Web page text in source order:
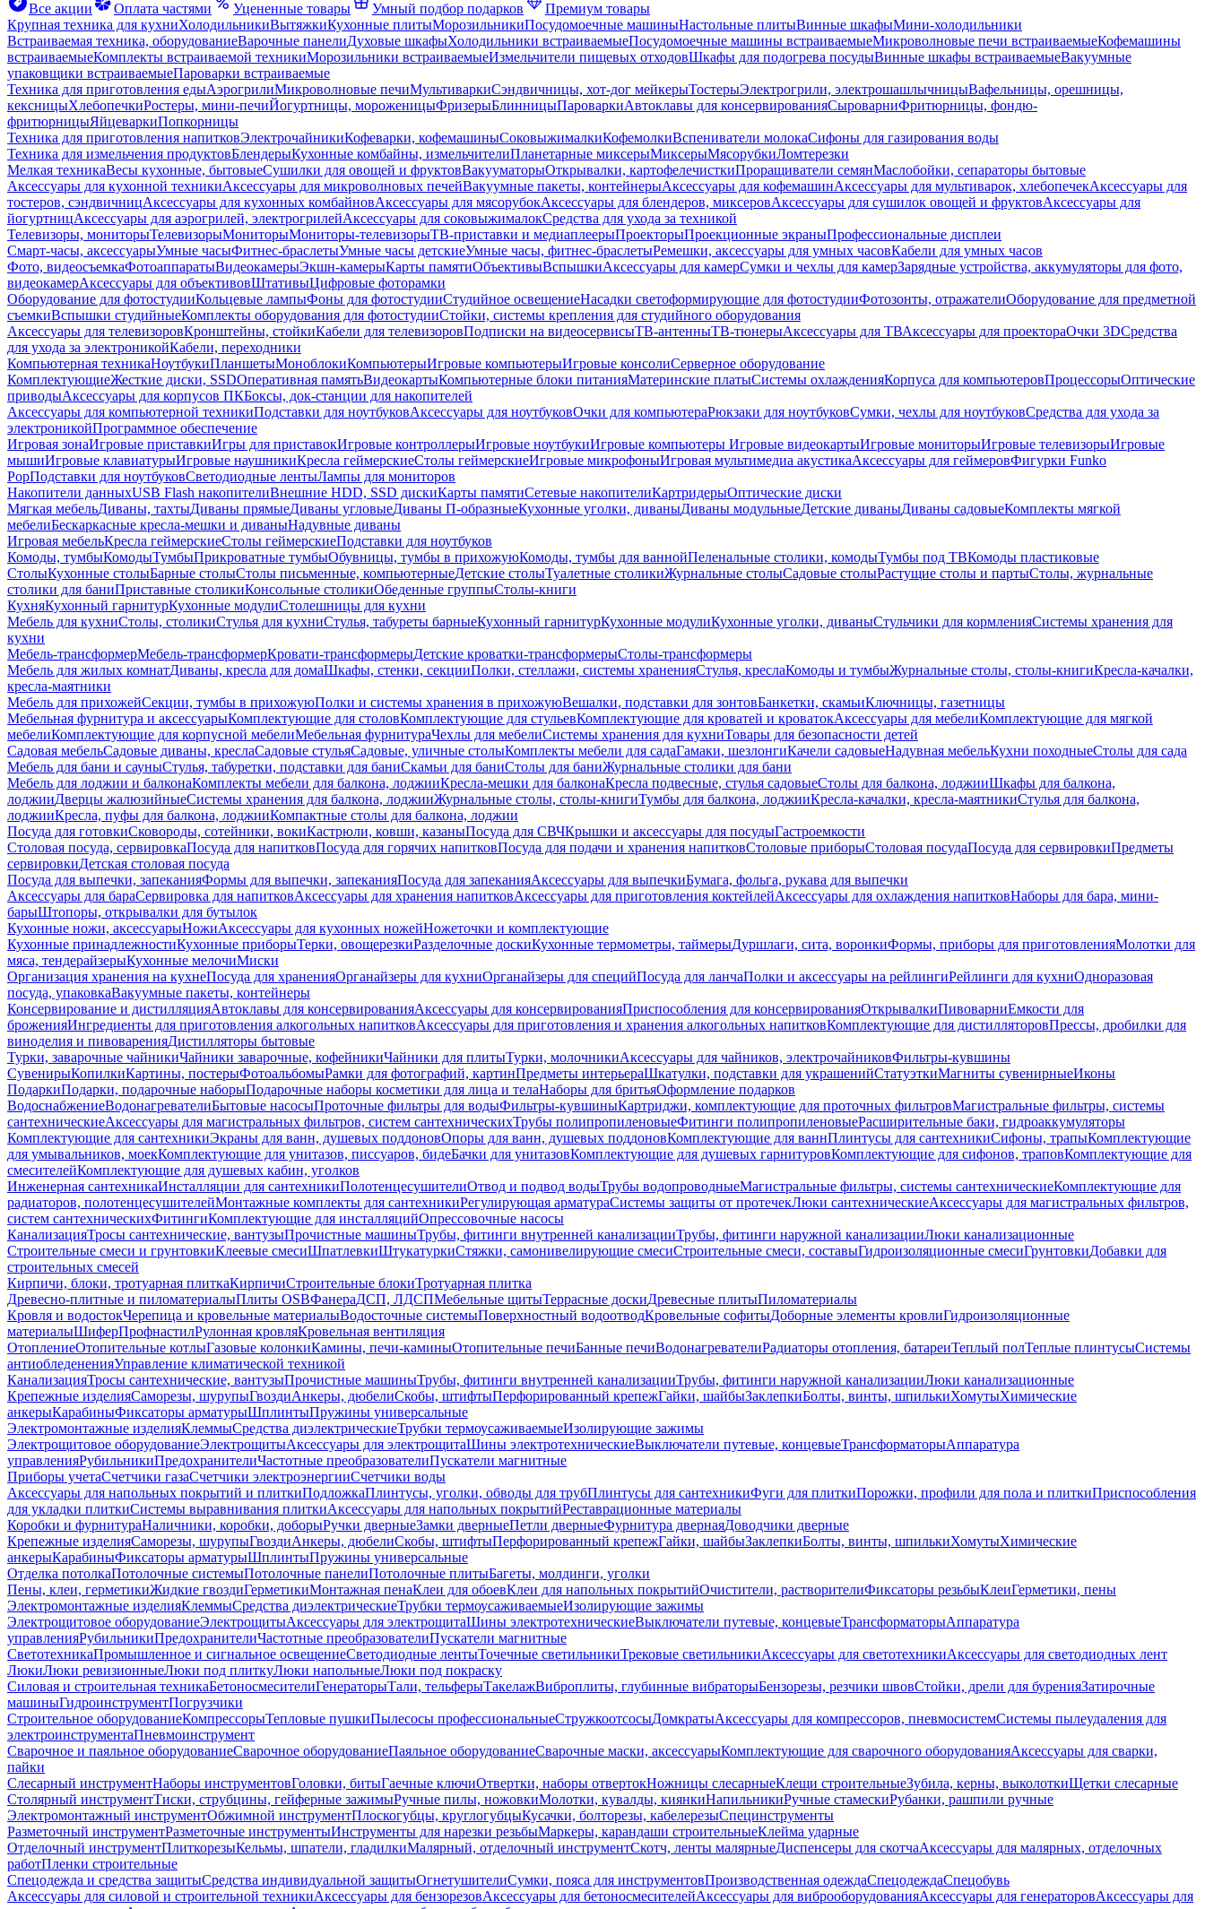
Все акции
Оплата частями Уцененные товары Умный подбор подарков
Премиум товары
Крупная техника для кухниХолодильникиВытяжкиКухонные плитыМорозильникиПосудомоечные машиныНастольные плитыВинные шкафыМини-холодильники
Встраиваемая техника, оборудованиеВарочные панелиДуховые шкафыХолодильники встраиваемыеПосудомоечные машины встраиваемыеМикроволновые печи встраиваемыеКофемашины
встраиваемыеКомплекты встраиваемой техникиМорозильники встраиваемыеИзмельчители пищевых отходовШкафы для подогрева посудыВинные шкафы встраиваемыеВакуумные
упаковщики встраиваемыеПароварки встраиваемые
Техника для приготовления едыАэрогрилиМикроволновые печиМультиваркиСэндвичницы, хот-дог мейкерыТостерыЭлектрогрили, электрошашлычницыВафельницы, орешницы,
кексницыХлебопечкиРостеры, мини-печиЙогуртницы, мороженицыФризерыБлинницыПароваркиАвтоклавы для консервированияСыроварниФритюрницы, фондю-
фритюрницыЯйцеваркиПопкорницы
Техника для приготовления напитковЭлектрочайникиКофеварки, кофемашиныСоковыжималкиКофемолкиВспениватели молокаСифоны для газирования воды
Техника для измельчения продуктовБлендерыКухонные комбайны, измельчителиПланетарные миксерыМиксерыМясорубкиЛомтерезки
Мелкая техникаВесы кухонные, бытовыеСушилки для овощей и фруктовВакууматорыОткрывалки, картофелечисткиПроращиватели семянМаслобойки, сепараторы бытовые
Аксессуары для кухонной техникиАксессуары для микроволновых печейВакуумные пакеты, контейнерыАксессуары для кофемашинАксессуары для мультиварок, хлебопечекАксессуары для
тостеров, сэндвичницАксессуары для кухонных комбайновАксессуары для мясорубокАксессуары для блендеров, миксеровАксессуары для сушилок овощей и фруктовАксессуары для
йогуртницАксессуары для аэрогрилей, электрогрилейАксессуары для соковыжималокСредства для ухода за техникой
Телевизоры, мониторыТелевизорыМониторыМониторы-телевизорыТВ-приставки и медиаплеерыПроекторыПроекционные экраныПрофессиональные дисплеи
Смарт-часы, аксессуарыУмные часыФитнес-браслетыУмные часы детскиеУмные часы, фитнес-браслетыРемешки, аксессуары для умных часовКабели для умных часов
Фото, видеосъемкаФотоаппаратыВидеокамерыЭкшн-камерыКарты памятиОбъективыВспышкиАксессуары для камерСумки и чехлы для камерЗарядные устройства, аккумуляторы для фото,
видеокамерАксессуары для объективовШтативыЦифровые фоторамки
Оборудование для фотостудииКольцевые лампыФоны для фотостудииСтудийное освещениеНасадки светоформирующие для фотостудииФотозонты, отражателиОборудование для предметной
съемкиВспышки студийныеКомплекты оборудования для фотостудииСтойки, системы крепления для студийного оборудования
Аксессуары для телевизоровКронштейны, стойкиКабели для телевизоровПодписки на видеосервисыТВ-антенныТВ-тюнерыАксессуары для ТВАксессуары для проектораОчки 3DСредства
для ухода за электроникойКабели, переходники
Компьютерная техникаНоутбукиПланшетыМоноблокиКомпьютерыИгровые компьютерыИгровые консолиСерверное оборудование
КомплектующиеЖесткие диски, SSDОперативная памятьВидеокартыКомпьютерные блоки питанияМатеринские платыСистемы охлажденияКорпуса для компьютеровПроцессорыОптические
приводыАксессуары для корпусов ПКБоксы, док-станции для накопителей
Аксессуары для компьютерной техникиПодставки для ноутбуковАксессуары для ноутбуковОчки для компьютераРюкзаки для ноутбуковСумки, чехлы для ноутбуковСредства для ухода за
электроникойПрограммное обеспечение
Игровая зонаИгровые приставкиИгры для приставокИгровые контроллерыИгровые ноутбукиИгровые компьютеры Игровые видеокартыИгровые мониторыИгровые телевизорыИгровые
мышиИгровые клавиатурыИгровые наушникиКресла геймерскиеСтолы геймерскиеИгровые микрофоныИгровая мультимедиа акустикаАксессуары для геймеровФигурки Funko
PopПодставки для ноутбуковСветодиодные лентыЛампы для мониторов
Накопители данныхUSB Flash накопителиВнешние HDD, SSD дискиКарты памятиСетевые накопителиКартридерыОптические диски
Мягкая мебельДиваны, тахтыДиваны прямыеДиваны угловыеДиваны П-образныеКухонные уголки, диваныДиваны модульныеДетские диваныДиваны садовыеКомплекты мягкой
мебелиБескаркасные кресла-мешки и диваныНадувные диваны
Игровая мебельКресла геймерскиеСтолы геймерскиеПодставки для ноутбуков
Комоды, тумбыКомодыТумбыПрикроватные тумбыОбувницы, тумбы в прихожуюКомоды, тумбы для ваннойПеленальные столики, комодыТумбы под ТВКомоды пластиковые
СтолыКухонные столыБарные столыСтолы письменные, компьютерныеДетские столыТуалетные столикиЖурнальные столыСадовые столыРастущие столы и партыСтолы, журнальные
столики для баниПриставные столикиКонсольные столикиОбеденные группыСтолы-книги
КухняКухонный гарнитурКухонные модулиСтолешницы для кухни
Мебель для кухниСтолы, столикиСтулья для кухниСтулья, табуреты барныеКухонный гарнитурКухонные модулиКухонные уголки, диваныСтульчики для кормленияСистемы хранения для
кухни
Мебель-трансформерМебель-трансформерКровати-трансформерыДетские кроватки-трансформерыСтолы-трансформеры
Мебель для жилых комнатДиваны, кресла для домаШкафы, стенки, секцииПолки, стеллажи, системы храненияСтулья, креслаКомоды и тумбыЖурнальные столы, столы-книгиКресла-качалки,
кресла-маятники
Мебель для прихожейСекции, тумбы в прихожуюПолки и системы хранения в прихожуюВешалки, подставки для зонтовБанкетки, скамьиКлючницы, газетницы
Мебельная фурнитура и аксессуарыКомплектующие для столовКомплектующие для стульевКомплектующие для кроватей и кроватокАксессуары для мебелиКомплектующие для мягкой
мебелиКомплектующие для корпусной мебелиМебельная фурнитураЧехлы для мебелиСистемы хранения для кухниТовары для безопасности детей
Садовая мебельСадовые диваны, креслаСадовые стульяСадовые, уличные столыКомплекты мебели для садаГамаки, шезлонгиКачели садовыеНадувная мебельКухни походныеСтолы для сада
Мебель для бани и сауныСтулья, табуретки, подставки для баниСкамьи для баниСтолы для баниЖурнальные столики для бани
Мебель для лоджии и балконаКомплекты мебели для балкона, лоджииКресла-мешки для балконаКресла подвесные, стулья садовыеСтолы для балкона, лоджииШкафы для балкона,
лоджииДверцы жалюзийныеСистемы хранения для балкона, лоджииЖурнальные столы, столы-книгиТумбы для балкона, лоджииКресла-качалки, кресла-маятникиСтулья для балкона,
лоджииКресла, пуфы для балкона, лоджииКомпактные столы для балкона, лоджии
Посуда для готовкиСковороды, сотейники, вокиКастрюли, ковши, казаныПосуда для СВЧКрышки и аксессуары для посудыГастроемкости
Столовая посуда, сервировкаПосуда для напитковПосуда для горячих напитковПосуда для подачи и хранения напитковСтоловые приборыСтоловая посудаПосуда для сервировкиПредметы
сервировкиДетская столовая посуда
Посуда для выпечки, запеканияФормы для выпечки, запеканияПосуда для запеканияАксессуары для выпечкиБумага, фольга, рукава для выпечки
Аксессуары для бараСервировка для напитковАксессуары для хранения напитковАксессуары для приготовления коктейлейАксессуары для охлаждения напитковНаборы для бара, мини-
барыШтопоры, открывалки для бутылок
Кухонные ножи, аксессуарыНожиАксессуары для кухонных ножейНожеточки и комплектующие
Кухонные принадлежностиКухонные приборыТерки, овощерезкиРазделочные доскиКухонные термометры, таймерыДуршлаги, сита, воронкиФормы, приборы для приготовленияМолотки для
мяса, тендерайзерыКухонные мелочиМиски
Организация хранения на кухнеПосуда для храненияОрганайзеры для кухниОрганайзеры для специйПосуда для ланчаПолки и аксессуары на рейлингиРейлинги для кухниОдноразовая
посуда, упаковкаВакуумные пакеты, контейнеры
Консервирование и дистилляцияАвтоклавы для консервированияАксессуары для консервированияПриспособления для консервированияОткрывалкиПивоварниЕмкости для
броженияИнгредиенты для приготовления алкогольных напитковАксессуары для приготовления и хранения алкогольных напитковКомплектующие для дистилляторовПрессы, дробилки для
виноделия и пивоваренияДистилляторы бытовые
Турки, заварочные чайникиЧайники заварочные, кофейникиЧайники для плитыТурки, молочникиАксессуары для чайников, электрочайниковФильтры-кувшины
СувенирыКопилкиКартины, постерыФотоальбомыРамки для фотографий, картинПредметы интерьераШкатулки, подставки для украшенийСтатуэткиМагниты сувенирныеИконы
ПодаркиПодарки, подарочные наборыПодарочные наборы косметики для лица и телаНаборы для бритьяОформление подарков
ВодоснабжениеВодонагревателиБытовые насосыПроточные фильтры для водыФильтры-кувшиныКартриджи, комплектующие для проточных фильтровМагистральные фильтры, системы
сантехническиеАксессуары для магистральных фильтров, систем сантехническихТрубы полипропиленовыеФитинги полипропиленовыеРасширительные баки, гидроаккумуляторы
Комплектующие для сантехникиЭкраны для ванн, душевых поддоновОпоры для ванн, душевых поддоновКомплектующие для ваннПлинтусы для сантехникиСифоны, трапыКомплектующие
для умывальников, моекКомплектующие для унитазов, писсуаров, бидеБачки для унитазовКомплектующие для душевых гарнитуровКомплектующие для сифонов, траповКомплектующие для
смесителейКомплектующие для душевых кабин, уголков
Инженерная сантехникаИнсталляции для сантехникиПолотенцесушителиОтвод и подвод водыТрубы водопроводныеМагистральные фильтры, системы сантехническиеКомплектующие для
радиаторов, полотенцесушителейМонтажные комплекты для сантехникиРегулирующая арматураСистемы защиты от протечекЛюки сантехническиеАксессуары для магистральных фильтров,
систем сантехническихФитингиКомплектующие для инсталляцийОпрессовочные насосы
КанализацияТросы сантехнические, вантузыПрочистные машиныТрубы, фитинги внутренней канализацииТрубы, фитинги наружной канализацииЛюки канализационные
Строительные смеси и грунтовкиКлеевые смесиШпатлевкиШтукатуркиСтяжки, самонивелирующие смесиСтроительные смеси, составыГидроизоляционные смесиГрунтовкиДобавки для
строительных смесей
Кирпичи, блоки, тротуарная плиткаКирпичиСтроительные блокиТротуарная плитка
Древесно-плитные и пиломатериалыПлиты OSBФанераДСП, ЛДСПМебельные щитыТеррасные доскиДревесные плитыПиломатериалы
Кровля и водостокЧерепица и кровельные материалыВодосточные системыПоверхностный водоотводКровельные софитыДоборные элементы кровлиГидроизоляционные
материалыШиферПрофнастилРулонная кровляКровельная вентиляция
ОтоплениеОтопительные котлыГазовые колонкиКамины, печи-каминыОтопительные печиБанные печиВодонагревателиРадиаторы отопления, батареиТеплый полТеплые плинтусыСистемы
антиобледененияУправление климатической техникой
КанализацияТросы сантехнические, вантузыПрочистные машиныТрубы, фитинги внутренней канализацииТрубы, фитинги наружной канализацииЛюки канализационные
Крепежные изделияСаморезы, шурупыГвоздиАнкеры, дюбелиСкобы, штифтыПерфорированный крепежГайки, шайбыЗаклепкиБолты, винты, шпилькиХомутыХимические
анкерыКарабиныФиксаторы арматурыШплинтыПружины универсальные
Электромонтажные изделияКлеммыСредства диэлектрическиеТрубки термоусаживаемыеИзолирующие зажимы
Электрощитовое оборудованиеЭлектрощитыАксессуары для электрощитаШины электротехническиеВыключатели путевые, концевыеТрансформаторыАппаратура
управленияРубильникиПредохранителиЧастотные преобразователиПускатели магнитные
Приборы учетаСчетчики газаСчетчики электроэнергииСчетчики воды
Аксессуары для напольных покрытий и плиткиПодложкаПлинтусы, уголки, обводы для трубПлинтусы для сантехникиФуги для плиткиПорожки, профили для пола и плиткиПриспособления
для укладки плиткиСистемы выравнивания плиткиАксессуары для напольных покрытийРеставрационные материалы
Коробки и фурнитураНаличники, коробки, доборыРучки дверныеЗамки дверныеПетли дверныеФурнитура двернаяДоводчики дверные
Крепежные изделияСаморезы, шурупыГвоздиАнкеры, дюбелиСкобы, штифтыПерфорированный крепежГайки, шайбыЗаклепкиБолты, винты, шпилькиХомутыХимические
анкерыКарабиныФиксаторы арматурыШплинтыПружины универсальные
Отделка потолкаПотолочные системыПотолочные панелиПотолочные плитыБагеты, молдинги, уголки
Пены, клеи, герметикиЖидкие гвоздиГерметикиМонтажная пенаКлеи для обоевКлеи для напольных покрытийОчистители, растворителиФиксаторы резьбыКлеиГерметики, пены
Электромонтажные изделияКлеммыСредства диэлектрическиеТрубки термоусаживаемыеИзолирующие зажимы
Электрощитовое оборудованиеЭлектрощитыАксессуары для электрощитаШины электротехническиеВыключатели путевые, концевыеТрансформаторыАппаратура
управленияРубильникиПредохранителиЧастотные преобразователиПускатели магнитные
СветотехникаПромышленное и сигнальное освещениеСветодиодные лентыТочечные светильникиТрековые светильникиАксессуары для светотехникиАксессуары для светодиодных лент
ЛюкиЛюки ревизионныеЛюки под плиткуЛюки напольныеЛюки под покраску
Силовая и строительная техникаБетоносмесителиГенераторыТали, тельферыТакелажВиброплиты, глубинные вибраторыБензорезы, резчики швовСтойки, дрели для буренияЗатирочные
машиныГидроинструментПогрузчики
Строительное оборудованиеКомпрессорыТепловые пушкиПылесосы профессиональныеСтружкоотсосыДомкратыАксессуары для компрессоров, пневмосистемСистемы пылеудаления для
электроинструментаПневмоинструмент
Сварочное и паяльное оборудованиеСварочное оборудованиеПаяльное оборудованиеСварочные маски, аксессуарыКомплектующие для сварочного оборудованияАксессуары для сварки,
пайки
Слесарный инструментНаборы инструментовГоловки, битыГаечные ключиОтвертки, наборы отвертокНожницы слесарныеКлещи строительныеЗубила, керны, выколоткиЩетки слесарные
Столярный инструментТиски, струбцины, гейферные зажимыРучные пилы, ножовкиМолотки, кувалды, киянкиНапильникиРучные стамескиРубанки, рашпили ручные
Электромонтажный инструментОбжимной инструментПлоскогубцы, круглогубцыКусачки, болторезы, кабелерезыСпецинструменты
Разметочный инструментРазметочные инструментыИнструменты для нарезки резьбыМаркеры, карандаши строительныеКлейма ударные
Отделочный инструментПлиткорезыКельмы, шпатели, гладилкиМалярный, отделочный инструментСкотч, ленты малярныеДиспенсеры для скотчаАксессуары для малярных, отделочных
работПленки строительные
Спецодежда и средства защитыСредства индивидуальной защитыОгнетушителиСумки, пояса для инструментовПроизводственная одеждаСпецодеждаСпецобувь
Аксессуары для силовой и строительной техникиАксессуары для бензорезовАксессуары для бетоносмесителейАксессуары для виброоборудованияАксессуары для генераторовАксессуары для